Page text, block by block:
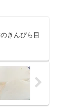
きんぴら目